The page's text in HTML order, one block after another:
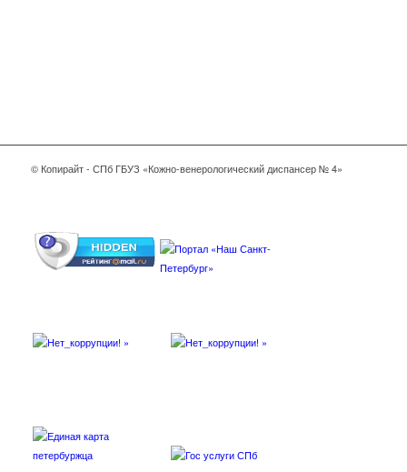
© Копирайт - СПб ГБУЗ «Кожно-венерологический диспансер № 4»